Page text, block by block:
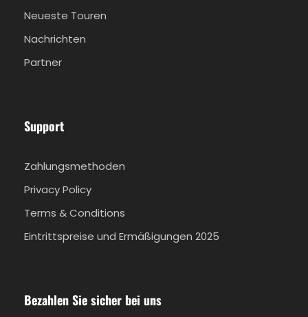
Neueste Touren
Nachrichten
Partner
Support
Zahlungsmethoden
Privacy Policy
Terms & Conditions
Eintrittspreise und Ermäßigungen 2025
Bezahlen Sie sicher bei uns